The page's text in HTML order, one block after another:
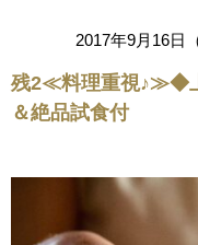
2017年9月16日
残2≪料理重視♪≫◆
＆絶品試食付